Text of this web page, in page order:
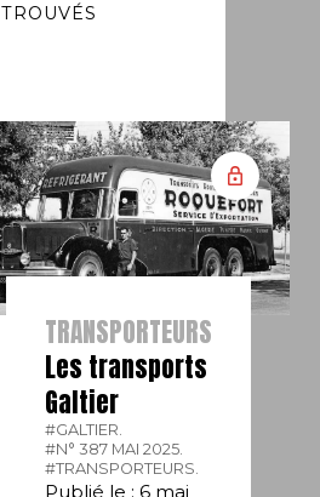
TROUVÉS
TRANSPORTEURS
Les transports
Galtier
#GALTIER.
#N° 387 MAI 2025.
#TRANSPORTEURS.
Publié le : 6 mai